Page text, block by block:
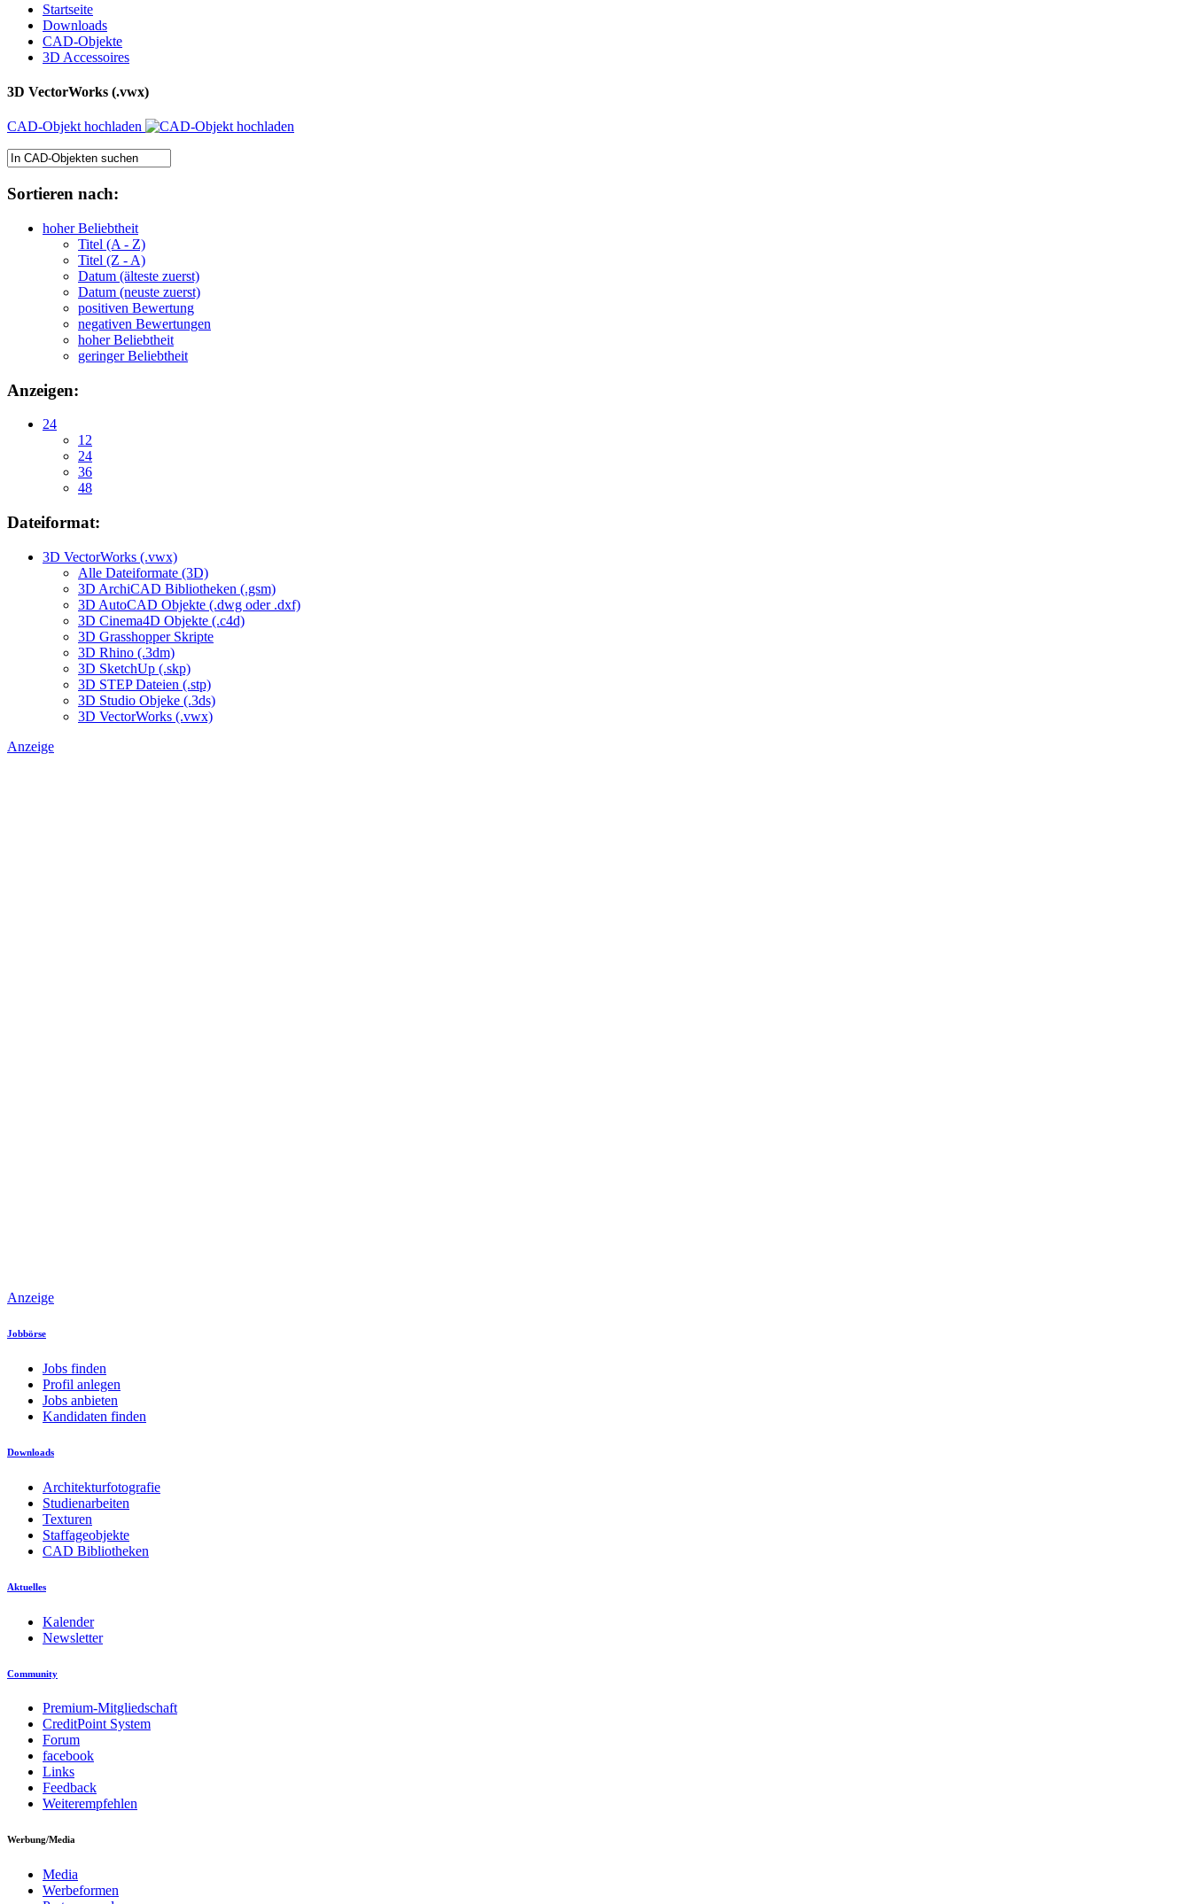
Startseite
Downloads
CAD-Objekte
3D Accessoires
3D VectorWorks (.vwx)
CAD-Objekt hochladen
Sortieren nach:
hoher Beliebtheit
Titel (A - Z)
Titel (Z - A)
Datum (älteste zuerst)
Datum (neuste zuerst)
positiven Bewertung
negativen Bewertungen
hoher Beliebtheit
geringer Beliebtheit
Anzeigen:
24
12
24
36
48
Dateiformat:
3D VectorWorks (.vwx)
Alle Dateiformate (3D)
3D ArchiCAD Bibliotheken (.gsm)
3D AutoCAD Objekte (.dwg oder .dxf)
3D Cinema4D Objekte (.c4d)
3D Grasshopper Skripte
3D Rhino (.3dm)
3D SketchUp (.skp)
3D STEP Dateien (.stp)
3D Studio Objeke (.3ds)
3D VectorWorks (.vwx)
Anzeige
Anzeige
Jobbörse
Jobs finden
Profil anlegen
Jobs anbieten
Kandidaten finden
Downloads
Architekturfotografie
Studienarbeiten
Texturen
Staffageobjekte
CAD Bibliotheken
Aktuelles
Kalender
Newsletter
Community
Premium-Mitgliedschaft
CreditPoint System
Forum
facebook
Links
Feedback
Weiterempfehlen
Werbung/Media
Media
Werbeformen